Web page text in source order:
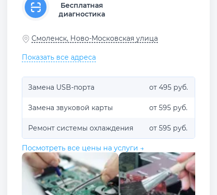
Бесплатная
диагностика
Смоленск, Ново-Московская улица
Показать все адреса
Замена USB-порта от 495 руб.
Замена звуковой карты от 595 руб.
Ремонт системы охлаждения от 595 руб.
Посмотреть все цены на услуги →